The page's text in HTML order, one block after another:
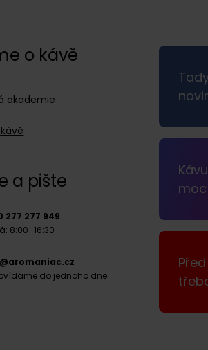
o kávě
akademie
a pište
277 277 949
8:00–16:30
do jednoho dne